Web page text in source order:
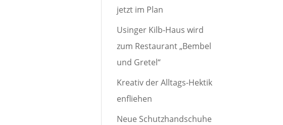
jetzt im Plan
Usinger Kilb-Haus wird
zum Restaurant „Bembel
und Gretel“
Kreativ der Alltags-Hektik
enfliehen
Neue Schutzhandschuhe